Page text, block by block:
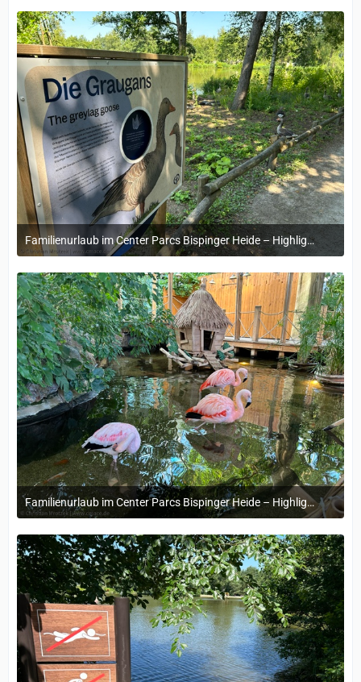
Familienurlaub im Center Parcs Bispinger Heide – Highlights & Erinnerungen
22. November 2024 um 14:13
Familienurlaub im Center Parcs Bispinger Heide – Highlights & Erinnerungen
22. November 2024 um 14:13